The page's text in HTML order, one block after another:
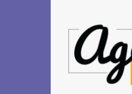
MOZHEYKO
ΠΑΝΤΕΛΗ
SIMITZIS Aimilia
ΣΩΤΗΡΙΟΥ